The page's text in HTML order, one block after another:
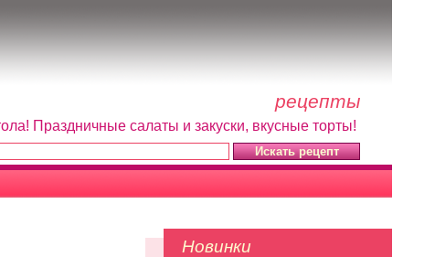
рецепты
Праздничные салаты и закуски, вкусные торты!
Новинки